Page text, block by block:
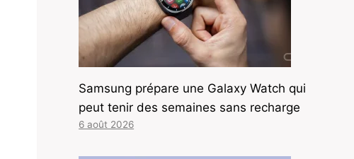
Samsung prépare une Galaxy Watch qui
peut tenir des semaines sans recharge
6 août 2026